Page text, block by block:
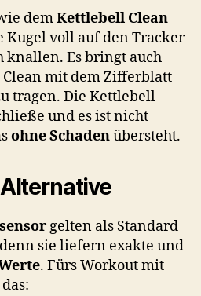
demKettlebell Clean
Kugel voll auf den Tracker
knallen. Es bringt auch
mit dem Zifferblatt
tragen. Die Kettlebell
und es ist nicht
ohne Schadenübersteht.
gelten als Standard
sie liefern exakte und
. Fürs Workout mit